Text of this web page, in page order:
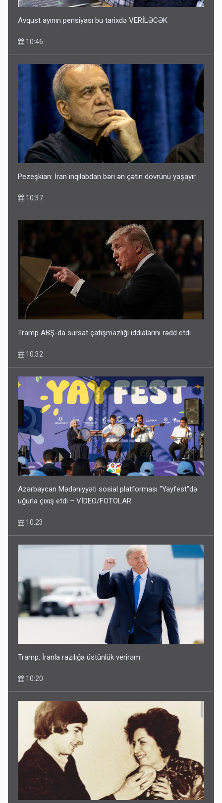
Avqust ayının pensiyası bu tarixdə VERİLƏCƏK
10:46
Pezeşkian: İran inqilabdan bəri ən çətin dövrünü yaşayır
10:37
Tramp ABŞ-da sursat çatışmazlığı iddialarını rədd etdi
10:32
Azərbaycan Mədəniyyəti sosial platforması "Yayfest"də
uğurla çıxış etdi – VİDEO/FOTOLAR
10:23
Tramp: İranla razılığa üstünlük verirəm
10:20